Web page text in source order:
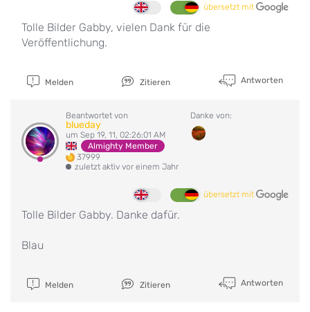
übersetzt mit
Tolle Bilder Gabby, vielen Dank für die
Veröffentlichung.
Melden Zitieren Antworten
Beantwortet von
blueday
um Sep 19, 11, 02:26:01 AM
Almighty Member
37999
zuletzt aktiv vor einem Jahr
Danke von:
übersetzt mit
Tolle Bilder Gabby. Danke dafür.
Blau
Melden Zitieren Antworten